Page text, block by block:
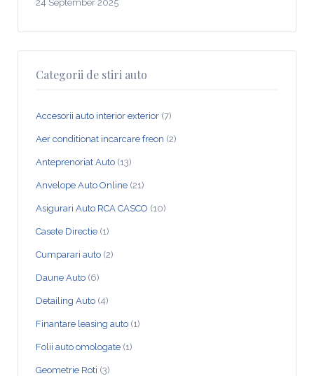
24 September 2025
Categorii de stiri auto
Accesorii auto interior exterior (7)
Aer conditionat incarcare freon (2)
Anteprenoriat Auto (13)
Anvelope Auto Online (21)
Asigurari Auto RCA CASCO (10)
Casete Directie (1)
Cumparari auto (2)
Daune Auto (6)
Detailing Auto (4)
Finantare leasing auto (1)
Folii auto omologate (1)
Geometrie Roti (3)